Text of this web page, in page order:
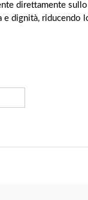
direttamente
dignità, riducendo